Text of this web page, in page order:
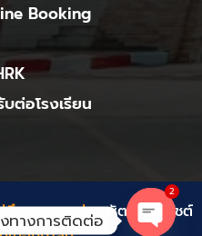
Booking
ต่อโรงเรียน
ศึกษาขอนแก่นพัฒนาเว็บไชต์
ทางการติดต่อ
2